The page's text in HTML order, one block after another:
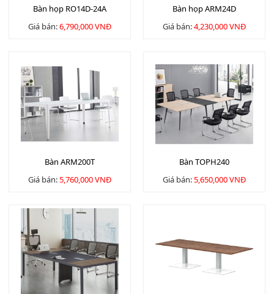
Bàn họp RO14D-24A
Giá bán:6,790,000 VNĐ
Bàn họp ARM24D
Giá bán:4,230,000 VNĐ
Bàn ARM200T
Giá bán:5,760,000 VNĐ
Bàn TOPH240
Giá bán:5,650,000 VNĐ